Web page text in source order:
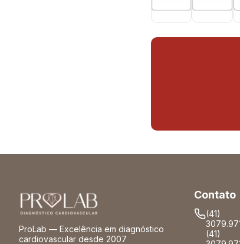
ProLab — Excelência em diagnóstico
cardiovascular desde 2007
Contato
(41)
(41)